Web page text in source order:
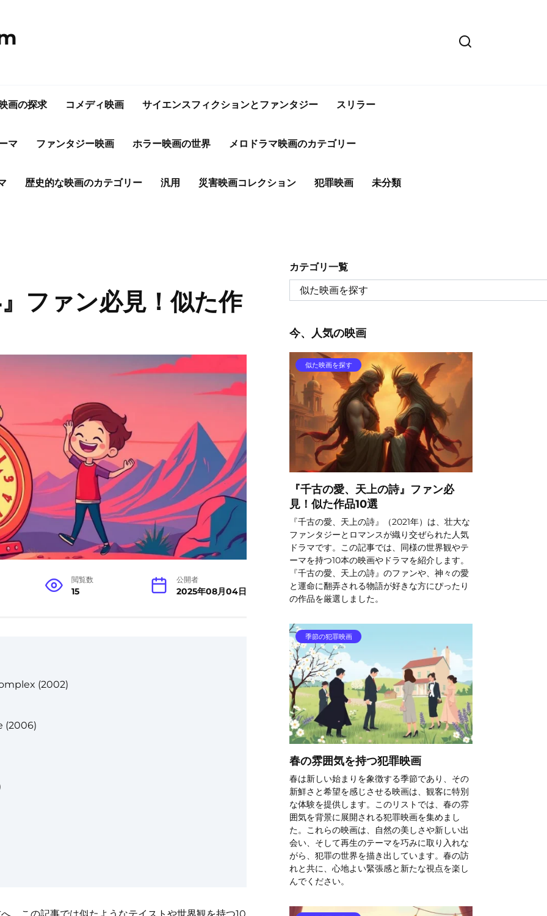
画の探求 コメディ映画 サイエンスフィクションとファンタジー スリラー
マ ファンタジー映画 ホラー映画の世界 メロドラマ映画のカテゴリー
歴史的な映画のカテゴリー 汎用 災害映画コレクション 犯罪映画 未分類
ファン必見！似た作
閲覧数
15
公開者
2025年08月04日
(2002)
(2006)
カテゴリ一覧
今、人気の映画
似た映画を探す
『千古の愛、天上の詩』ファン必
見！似た作品10選
『千古の愛、天上の詩』（2021年）は、壮大な
ファンタジーとロマンスが織り交ぜられた人気
ドラマです。この記事では、同様の世界観やテ
ーマを持つ10本の映画やドラマを紹介します。
『千古の愛、天上の詩』のファンや、神々の愛
と運命に翻弄される物語が好きな方にぴったり
の作品を厳選しました。
季節の犯罪映画
春の雰囲気を持つ犯罪映画
春は新しい始まりを象徴する季節であり、その
新鮮さと希望を感じさせる映画は、観客に特別
な体験を提供します。このリストでは、春の雰
囲気を背景に展開される犯罪映画を集めまし
た。これらの映画は、自然の美しさや新しい出
会い、そして再生のテーマを巧みに取り入れな
がら、犯罪の世界を描き出しています。春の訪
れと共に、心地よい緊張感と新たな視点を楽し
んでください。